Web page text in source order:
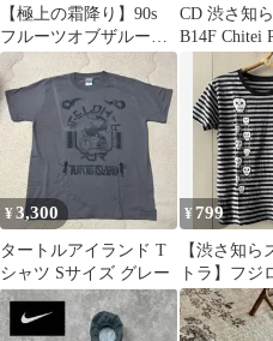
【極上の霜降り】90s
フルーツオブザルーム
Lofteez ハズシ 古着T M
CD 渋さ知
B14F Chitei
¥3,300
タートルアイランド T
シャツ Sサイズ グレー
¥ 799
【渋さ知ら
トラ】フジ
ボーダーT